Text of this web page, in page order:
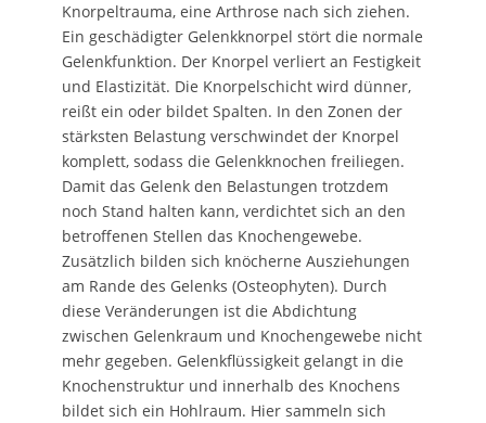
Knorpeltrauma, eine Arthrose nach sich ziehen.
Ein geschädigter Gelenkknorpel stört die normale
Gelenkfunktion. Der Knorpel verliert an Festigkeit
und Elastizität. Die Knorpelschicht wird dünner,
reißt ein oder bildet Spalten. In den Zonen der
stärksten Belastung verschwindet der Knorpel
komplett, sodass die Gelenkknochen freiliegen.
Damit das Gelenk den Belastungen trotzdem
noch Stand halten kann, verdichtet sich an den
betroffenen Stellen das Knochengewebe.
Zusätzlich bilden sich knöcherne Ausziehungen
am Rande des Gelenks (Osteophyten). Durch
diese Veränderungen ist die Abdichtung
zwischen Gelenkraum und Knochengewebe nicht
mehr gegeben. Gelenkflüssigkeit gelangt in die
Knochenstruktur und innerhalb des Knochens
bildet sich ein Hohlraum. Hier sammeln sich